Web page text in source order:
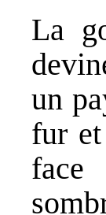
La
un
fur
face